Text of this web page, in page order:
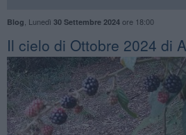
Blog Lunedì 30 Settembre 2024ore 18:00
​Il cielo di Ottobre 2024 di